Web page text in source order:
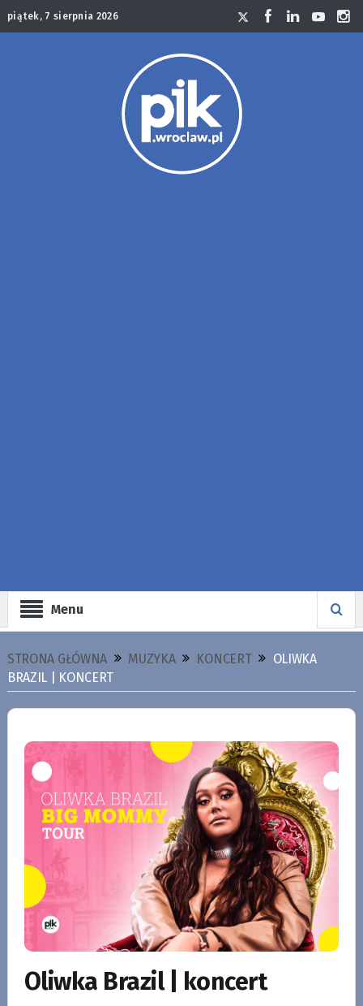
piątek, 7 sierpnia 2026
Menu
STRONA GŁÓWNA MUZYKA KONCERT
OLIWKA
BRAZIL | KONCERT
Oliwka Brazil | koncert